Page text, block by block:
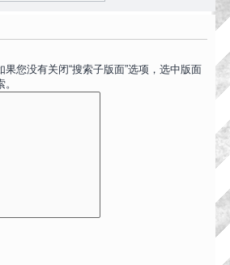
您没有关闭“搜索子版面”选项，选中版面